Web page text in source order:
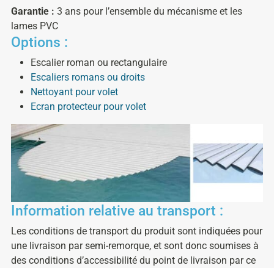
Garantie : 3 ans pour l’ensemble du mécanisme et les
lames PVC
Options :
Escalier roman ou rectangulaire
Escaliers romans ou droits
Nettoyant pour volet
Ecran protecteur pour volet
Information relative au transport :
Les conditions de transport du produit sont indiquées pour
une livraison par semi-remorque, et sont donc soumises à
des conditions d’accessibilité du point de livraison par ce